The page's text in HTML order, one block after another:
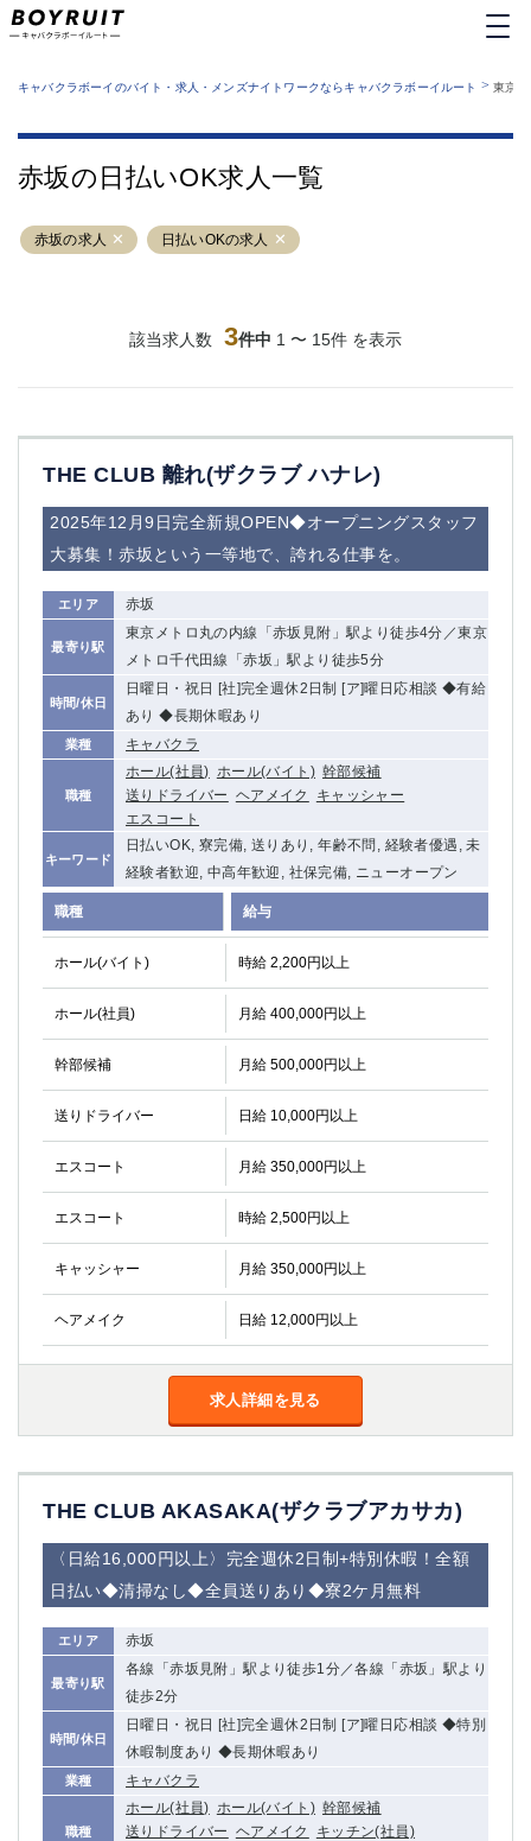
業種から探す
運営者情報
サイトマップ
キャバクラボーイのバイト・求人・メンズナイトワークならキャバクラボーイルート > 東京
赤坂の日払いOK求人一覧
赤坂の求人 日払いOKの求人
該当求人数 3件中 1 〜 15件 を表示
THE CLUB 離れ(ザクラブ ハナレ)
2025年12月9日完全新規OPEN◆オープニングスタッフ
大募集！赤坂という一等地で、誇れる仕事を。
エリア 赤坂
最寄り駅
東京メトロ丸の内線「赤坂見附」駅より徒歩4分／東京
メトロ千代田線「赤坂」駅より徒歩5分
時間/休日
日曜日・祝日 [社]完全週休2日制 [ア]曜日応相談 ◆有給
あり ◆長期休暇あり
業種 キャバクラ
職種
ホール(社員) ホール(バイト) 幹部候補
送りドライバー ヘアメイク
キャッシャー
エスコート
キーワード
日払いOK, 寮完備, 送りあり, 年齢不問, 経験者優遇, 未
経験者歓迎, 中高年歓迎, 社保完備, ニューオープン
職種 給与
ホール(バイト) 時給 2,200円以上
ホール(社員) 月給 400,000円以上
幹部候補 月給 500,000円以上
送りドライバー 日給 10,000円以上
エスコート 月給 350,000円以上
エスコート 時給 2,500円以上
キャッシャー 月給 350,000円以上
ヘアメイク 日給 12,000円以上
求人詳細を見る
THE CLUB AKASAKA(ザクラブアカサカ)
〈日給16,000円以上〉完全週休2日制+特別休暇！全額
日払い◆清掃なし◆全員送りあり◆寮2ケ月無料
エリア 赤坂
最寄り駅
各線「赤坂見附」駅より徒歩1分／各線「赤坂」駅より
徒歩2分
時間/休日
日曜日・祝日 [社]完全週休2日制 [ア]曜日応相談 ◆特別
休暇制度あり ◆長期休暇あり
業種 キャバクラ
職種
ホール(社員) ホール(バイト) 幹部候補
送りドライバー ヘアメイク
キッチン(社員)
六本木
池袋
吉祥寺
練馬
恵比寿
蒲田
北千住
①六本木 ②西麻布
大山
赤羽
品川
蒲田東口
立川（南口）
新宿
浜松町
西葛西
葛西
中目黒
ひばりヶ丘（北口）
吉祥寺（南口／公園口） 小作・羽村・福生エリア
自由が丘
吉祥寺（北口／東口）
四谷
錦糸町南口
下北沢・経堂
金町（北口）
成増駅徒歩3分の好立地！①JR埼京線「赤羽駅」から徒歩2分 ②東
三軒茶屋（南口）
①歌舞伎町 ②新宿 ③新宿三丁目 ④西
①歌舞伎町 ②新宿 ③西部新宿 ③東新宿
①歌舞伎町 ②新宿
①銀座 ②新橋
錦糸町(南口)
蒲田(西口)
清瀬（南口）
①東武練馬 ②成増・板橋 ③大山 ②池袋
池袋東口
金町
大井町
亀戸
水道橋
荻窪
浅草
新小岩
幡ヶ谷
湯島
久米川
市川
西麻布
関内
横浜
川崎
溝の口
新横浜
武蔵小杉
橋本
小田原
横浜・桜木町
元住吉
戸塚
たまプラーザ
大船
厚木
横須賀
桜木町
埼玉県